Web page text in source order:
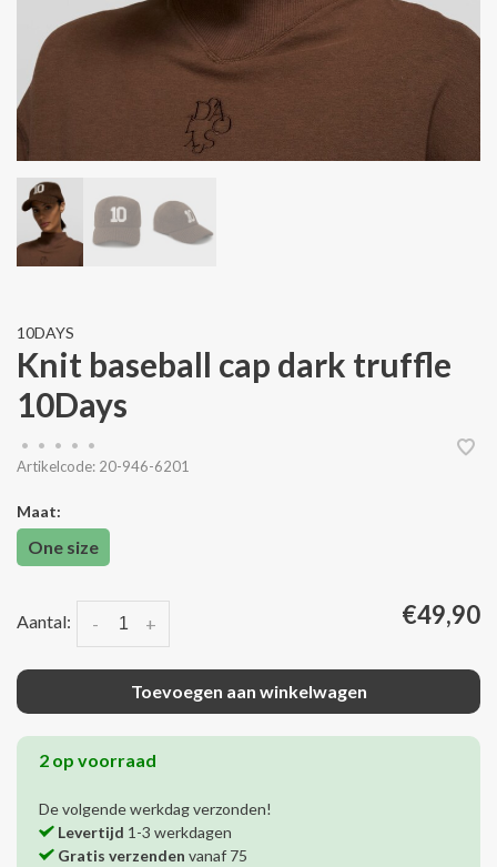
10DAYS
Knit baseball cap dark truffle
10Days
• • • •
•
Artikelcode: 20-946-6201
Maat:
One size
Aantal: +
- €49,90
Toevoegen aan winkelwagen
2 op voorraad
De volgende werkdag verzonden!
Levertijd 1-3 werkdagen
Gratis verzenden vanaf 75